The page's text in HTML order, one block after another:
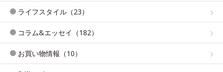
ライフスタイル（23）
コラム&エッセイ（182）
お買い物情報（10）